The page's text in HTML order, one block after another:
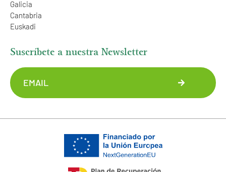
Galicia
Cantabria
Euskadi
Suscríbete a nuestra Newsletter